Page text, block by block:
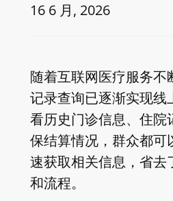
16 6 月, 2026
随着互联网医疗服务不
记录查询已逐渐实现线
看历史门诊信息、住院
保结算情况，群众都可
速获取相关信息，省去
和流程。